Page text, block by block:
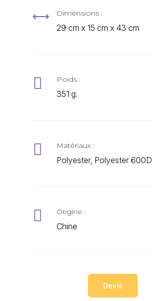
, Dimensions :
29 cm x 15 cm x 43 cm
 Poids :
351 g.
 Matériaux :
Polyester, Polyester 600D
 Origine :
Chine
Devis